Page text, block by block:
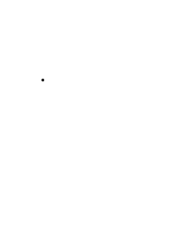
de cookies